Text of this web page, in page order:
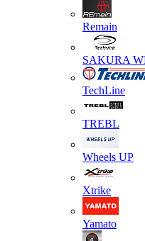
Remain
SAKURA
TechLine
TREBL
Wheels UP
Xtrike
Yamato